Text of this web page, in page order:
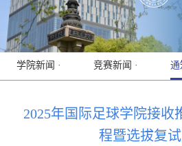
学院新闻 · 竞赛新闻 · 通
2025年国际足球学院接收
程暨选拔复